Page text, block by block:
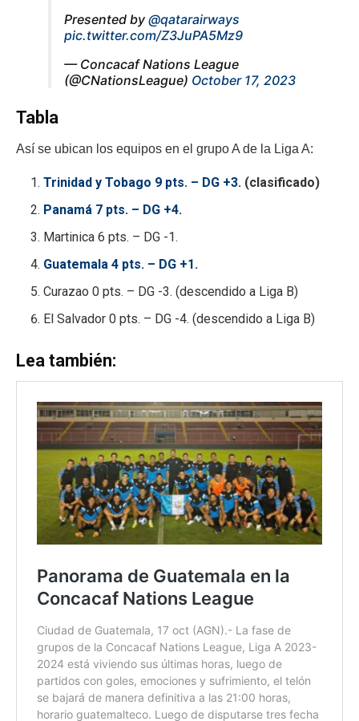
Presented by @qatarairways
pic.twitter.com/Z3JuPA5Mz9
— Concacaf Nations League
(@CNationsLeague) October 17, 2023
Tabla
Así se ubican los equipos en el grupo A de la Liga A:
Trinidad y Tobago 9 pts. – DG +3. (clasificado)
Panamá 7 pts. – DG +4.
Martinica 6 pts. – DG -1.
Guatemala 4 pts. – DG +1.
Curazao 0 pts. – DG -3. (descendido a Liga B)
El Salvador 0 pts. – DG -4. (descendido a Liga B)
Lea también: